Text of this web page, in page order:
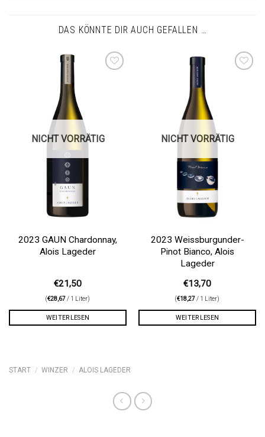
DAS KÖNNTE DIR AUCH GEFALLEN …
NICHT VORRÄTIG
2023 GAUN Chardonnay,
Alois Lageder
€21,50
(€28,67/ 1 Liter)
WEITERLESEN
NICHT VORRÄTIG
2023 Weissburgunder-
Pinot Bianco, Alois
Lageder
€13,70
(€18,27/ 1 Liter)
WEITERLESEN
START / WINZER / ALOIS LAGEDER